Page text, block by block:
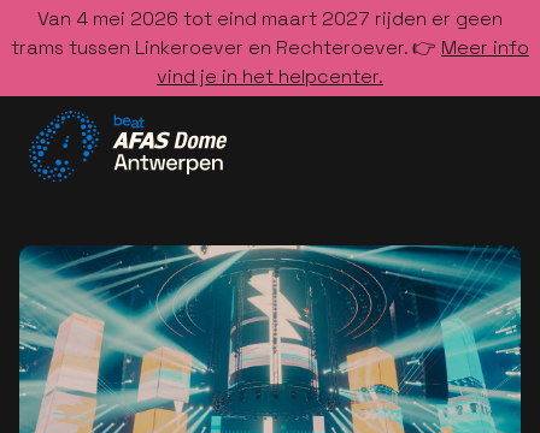
Van 4 mei 2026 tot eind maart 2027 rijden er geen
trams tussen Linkeroever en Rechteroever. 👉 Meer info
vind je in het helpcenter.